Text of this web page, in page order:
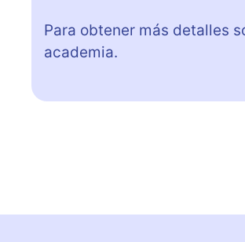
Para obtener más detalles
academia.